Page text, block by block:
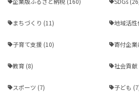
まちづくり (11) 地域活性
子育て支援 (10) 寄付企
教育 (8) 社会貢献
スポーツ (7) 子ども